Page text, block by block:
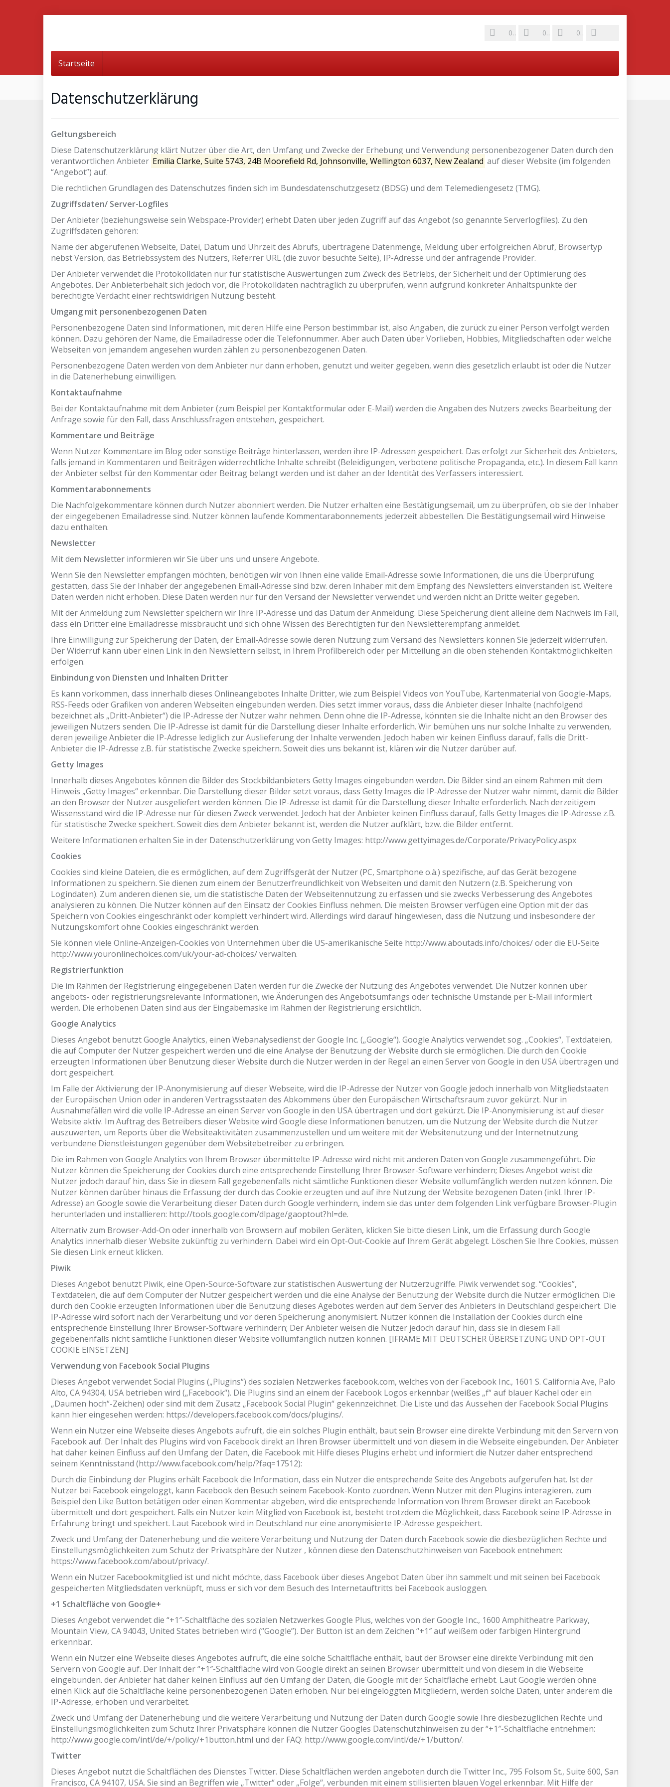
0 0 0
Startseite
Datenschutzerklärung
Geltungsbereich
Diese Datenschutzerklärung klärt Nutzer über die Art, den Umfang und Zwecke der Erhebung und Verwendung personenbezogener Daten durch den
verantwortlichen Anbieter Emilia Clarke, Suite 5743, 24B Moorefield Rd, Johnsonville, Wellington 6037, New Zealand auf dieser Website (im folgenden
“Angebot”) auf.
Die rechtlichen Grundlagen des Datenschutzes finden sich im Bundesdatenschutzgesetz (BDSG) und dem Telemediengesetz (TMG).
Zugriffsdaten/ Server-Logfiles
Der Anbieter (beziehungsweise sein Webspace-Provider) erhebt Daten über jeden Zugriff auf das Angebot (so genannte Serverlogfiles). Zu den
Zugriffsdaten gehören:
Name der abgerufenen Webseite, Datei, Datum und Uhrzeit des Abrufs, übertragene Datenmenge, Meldung über erfolgreichen Abruf, Browsertyp
nebst Version, das Betriebssystem des Nutzers, Referrer URL (die zuvor besuchte Seite), IP-Adresse und der anfragende Provider.
Der Anbieter verwendet die Protokolldaten nur für statistische Auswertungen zum Zweck des Betriebs, der Sicherheit und der Optimierung des
Angebotes. Der Anbieterbehält sich jedoch vor, die Protokolldaten nachträglich zu überprüfen, wenn aufgrund konkreter Anhaltspunkte der
berechtigte Verdacht einer rechtswidrigen Nutzung besteht.
Umgang mit personenbezogenen Daten
Personenbezogene Daten sind Informationen, mit deren Hilfe eine Person bestimmbar ist, also Angaben, die zurück zu einer Person verfolgt werden
können. Dazu gehören der Name, die Emailadresse oder die Telefonnummer. Aber auch Daten über Vorlieben, Hobbies, Mitgliedschaften oder welche
Webseiten von jemandem angesehen wurden zählen zu personenbezogenen Daten.
Personenbezogene Daten werden von dem Anbieter nur dann erhoben, genutzt und weiter gegeben, wenn dies gesetzlich erlaubt ist oder die Nutzer
in die Datenerhebung einwilligen.
Kontaktaufnahme
Bei der Kontaktaufnahme mit dem Anbieter (zum Beispiel per Kontaktformular oder E-Mail) werden die Angaben des Nutzers zwecks Bearbeitung der
Anfrage sowie für den Fall, dass Anschlussfragen entstehen, gespeichert.
Kommentare und Beiträge
Wenn Nutzer Kommentare im Blog oder sonstige Beiträge hinterlassen, werden ihre IP-Adressen gespeichert. Das erfolgt zur Sicherheit des Anbieters,
falls jemand in Kommentaren und Beiträgen widerrechtliche Inhalte schreibt (Beleidigungen, verbotene politische Propaganda, etc.). In diesem Fall kann
der Anbieter selbst für den Kommentar oder Beitrag belangt werden und ist daher an der Identität des Verfassers interessiert.
Kommentarabonnements
Die Nachfolgekommentare können durch Nutzer abonniert werden. Die Nutzer erhalten eine Bestätigungsemail, um zu überprüfen, ob sie der Inhaber
der eingegebenen Emailadresse sind. Nutzer können laufende Kommentarabonnements jederzeit abbestellen. Die Bestätigungsemail wird Hinweise
dazu enthalten.
Newsletter
Mit dem Newsletter informieren wir Sie über uns und unsere Angebote.
Wenn Sie den Newsletter empfangen möchten, benötigen wir von Ihnen eine valide Email-Adresse sowie Informationen, die uns die Überprüfung
gestatten, dass Sie der Inhaber der angegebenen Email-Adresse sind bzw. deren Inhaber mit dem Empfang des Newsletters einverstanden ist. Weitere
Daten werden nicht erhoben. Diese Daten werden nur für den Versand der Newsletter verwendet und werden nicht an Dritte weiter gegeben.
Mit der Anmeldung zum Newsletter speichern wir Ihre IP-Adresse und das Datum der Anmeldung. Diese Speicherung dient alleine dem Nachweis im Fall,
dass ein Dritter eine Emailadresse missbraucht und sich ohne Wissen des Berechtigten für den Newsletterempfang anmeldet.
Ihre Einwilligung zur Speicherung der Daten, der Email-Adresse sowie deren Nutzung zum Versand des Newsletters können Sie jederzeit widerrufen.
Der Widerruf kann über einen Link in den Newslettern selbst, in Ihrem Profilbereich oder per Mitteilung an die oben stehenden Kontaktmöglichkeiten
erfolgen.
Einbindung von Diensten und Inhalten Dritter
Es kann vorkommen, dass innerhalb dieses Onlineangebotes Inhalte Dritter, wie zum Beispiel Videos von YouTube, Kartenmaterial von Google-Maps,
RSS-Feeds oder Grafiken von anderen Webseiten eingebunden werden. Dies setzt immer voraus, dass die Anbieter dieser Inhalte (nachfolgend
bezeichnet als „Dritt-Anbieter“) die IP-Adresse der Nutzer wahr nehmen. Denn ohne die IP-Adresse, könnten sie die Inhalte nicht an den Browser des
jeweiligen Nutzers senden. Die IP-Adresse ist damit für die Darstellung dieser Inhalte erforderlich. Wir bemühen uns nur solche Inhalte zu verwenden,
deren jeweilige Anbieter die IP-Adresse lediglich zur Auslieferung der Inhalte verwenden. Jedoch haben wir keinen Einfluss darauf, falls die Dritt-
Anbieter die IP-Adresse z.B. für statistische Zwecke speichern. Soweit dies uns bekannt ist, klären wir die Nutzer darüber auf.
Getty Images
Innerhalb dieses Angebotes können die Bilder des Stockbildanbieters Getty Images eingebunden werden. Die Bilder sind an einem Rahmen mit dem
Hinweis „Getty Images“ erkennbar. Die Darstellung dieser Bilder setzt voraus, dass Getty Images die IP-Adresse der Nutzer wahr nimmt, damit die Bilder
an den Browser der Nutzer ausgeliefert werden können. Die IP-Adresse ist damit für die Darstellung dieser Inhalte erforderlich. Nach derzeitigem
Wissensstand wird die IP-Adresse nur für diesen Zweck verwendet. Jedoch hat der Anbieter keinen Einfluss darauf, falls Getty Images die IP-Adresse z.B.
für statistische Zwecke speichert. Soweit dies dem Anbieter bekannt ist, werden die Nutzer aufklärt, bzw. die Bilder entfernt.
Weitere Informationen erhalten Sie in der Datenschutzerklärung von Getty Images: http://www.gettyimages.de/Corporate/PrivacyPolicy.aspx
Cookies
Cookies sind kleine Dateien, die es ermöglichen, auf dem Zugriffsgerät der Nutzer (PC, Smartphone o.ä.) spezifische, auf das Gerät bezogene
Informationen zu speichern. Sie dienen zum einem der Benutzerfreundlichkeit von Webseiten und damit den Nutzern (z.B. Speicherung von
Logindaten). Zum anderen dienen sie, um die statistische Daten der Webseitennutzung zu erfassen und sie zwecks Verbesserung des Angebotes
analysieren zu können. Die Nutzer können auf den Einsatz der Cookies Einfluss nehmen. Die meisten Browser verfügen eine Option mit der das
Speichern von Cookies eingeschränkt oder komplett verhindert wird. Allerdings wird darauf hingewiesen, dass die Nutzung und insbesondere der
Nutzungskomfort ohne Cookies eingeschränkt werden.
Sie können viele Online-Anzeigen-Cookies von Unternehmen über die US-amerikanische Seite http://www.aboutads.info/choices/ oder die EU-Seite
http://www.youronlinechoices.com/uk/your-ad-choices/ verwalten.
Registrierfunktion
Die im Rahmen der Registrierung eingegebenen Daten werden für die Zwecke der Nutzung des Angebotes verwendet. Die Nutzer können über
angebots- oder registrierungsrelevante Informationen, wie Änderungen des Angebotsumfangs oder technische Umstände per E-Mail informiert
werden. Die erhobenen Daten sind aus der Eingabemaske im Rahmen der Registrierung ersichtlich.
Google Analytics
Dieses Angebot benutzt Google Analytics, einen Webanalysedienst der Google Inc. („Google“). Google Analytics verwendet sog. „Cookies“, Textdateien,
die auf Computer der Nutzer gespeichert werden und die eine Analyse der Benutzung der Website durch sie ermöglichen. Die durch den Cookie
erzeugten Informationen über Benutzung dieser Website durch die Nutzer werden in der Regel an einen Server von Google in den USA übertragen und
dort gespeichert.
Im Falle der Aktivierung der IP-Anonymisierung auf dieser Webseite, wird die IP-Adresse der Nutzer von Google jedoch innerhalb von Mitgliedstaaten
der Europäischen Union oder in anderen Vertragsstaaten des Abkommens über den Europäischen Wirtschaftsraum zuvor gekürzt. Nur in
Ausnahmefällen wird die volle IP-Adresse an einen Server von Google in den USA übertragen und dort gekürzt. Die IP-Anonymisierung ist auf dieser
Website aktiv. Im Auftrag des Betreibers dieser Website wird Google diese Informationen benutzen, um die Nutzung der Website durch die Nutzer
auszuwerten, um Reports über die Websiteaktivitäten zusammenzustellen und um weitere mit der Websitenutzung und der Internetnutzung
verbundene Dienstleistungen gegenüber dem Websitebetreiber zu erbringen.
Die im Rahmen von Google Analytics von Ihrem Browser übermittelte IP-Adresse wird nicht mit anderen Daten von Google zusammengeführt. Die
Nutzer können die Speicherung der Cookies durch eine entsprechende Einstellung Ihrer Browser-Software verhindern; Dieses Angebot weist die
Nutzer jedoch darauf hin, dass Sie in diesem Fall gegebenenfalls nicht sämtliche Funktionen dieser Website vollumfänglich werden nutzen können. Die
Nutzer können darüber hinaus die Erfassung der durch das Cookie erzeugten und auf ihre Nutzung der Website bezogenen Daten (inkl. Ihrer IP-
Adresse) an Google sowie die Verarbeitung dieser Daten durch Google verhindern, indem sie das unter dem folgenden Link verfügbare Browser-Plugin
herunterladen und installieren: http://tools.google.com/dlpage/gaoptout?hl=de.
Alternativ zum Browser-Add-On oder innerhalb von Browsern auf mobilen Geräten, klicken Sie bitte diesen Link, um die Erfassung durch Google
Analytics innerhalb dieser Website zukünftig zu verhindern. Dabei wird ein Opt-Out-Cookie auf Ihrem Gerät abgelegt. Löschen Sie Ihre Cookies, müssen
Sie diesen Link erneut klicken.
Piwik
Dieses Angebot benutzt Piwik, eine Open-Source-Software zur statistischen Auswertung der Nutzerzugriffe. Piwik verwendet sog. “Cookies”,
Textdateien, die auf dem Computer der Nutzer gespeichert werden und die eine Analyse der Benutzung der Website durch die Nutzer ermöglichen. Die
durch den Cookie erzeugten Informationen über die Benutzung dieses Agebotes werden auf dem Server des Anbieters in Deutschland gespeichert. Die
IP-Adresse wird sofort nach der Verarbeitung und vor deren Speicherung anonymisiert. Nutzer können die Installation der Cookies durch eine
entsprechende Einstellung Ihrer Browser-Software verhindern; Der Anbieter weisen die Nutzer jedoch darauf hin, dass sie in diesem Fall
gegebenenfalls nicht sämtliche Funktionen dieser Website vollumfänglich nutzen können. [IFRAME MIT DEUTSCHER ÜBERSETZUNG UND OPT-OUT
COOKIE EINSETZEN]
Verwendung von Facebook Social Plugins
Dieses Angebot verwendet Social Plugins („Plugins“) des sozialen Netzwerkes facebook.com, welches von der Facebook Inc., 1601 S. California Ave, Palo
Alto, CA 94304, USA betrieben wird („Facebook“). Die Plugins sind an einem der Facebook Logos erkennbar (weißes „f“ auf blauer Kachel oder ein
„Daumen hoch“-Zeichen) oder sind mit dem Zusatz „Facebook Social Plugin“ gekennzeichnet. Die Liste und das Aussehen der Facebook Social Plugins
kann hier eingesehen werden: https://developers.facebook.com/docs/plugins/.
Wenn ein Nutzer eine Webseite dieses Angebots aufruft, die ein solches Plugin enthält, baut sein Browser eine direkte Verbindung mit den Servern von
Facebook auf. Der Inhalt des Plugins wird von Facebook direkt an Ihren Browser übermittelt und von diesem in die Webseite eingebunden. Der Anbieter
hat daher keinen Einfluss auf den Umfang der Daten, die Facebook mit Hilfe dieses Plugins erhebt und informiert die Nutzer daher entsprechend
seinem Kenntnisstand (http://www.facebook.com/help/?faq=17512):
Durch die Einbindung der Plugins erhält Facebook die Information, dass ein Nutzer die entsprechende Seite des Angebots aufgerufen hat. Ist der
Nutzer bei Facebook eingeloggt, kann Facebook den Besuch seinem Facebook-Konto zuordnen. Wenn Nutzer mit den Plugins interagieren, zum
Beispiel den Like Button betätigen oder einen Kommentar abgeben, wird die entsprechende Information von Ihrem Browser direkt an Facebook
übermittelt und dort gespeichert. Falls ein Nutzer kein Mitglied von Facebook ist, besteht trotzdem die Möglichkeit, dass Facebook seine IP-Adresse in
Erfahrung bringt und speichert. Laut Facebook wird in Deutschland nur eine anonymisierte IP-Adresse gespeichert.
Zweck und Umfang der Datenerhebung und die weitere Verarbeitung und Nutzung der Daten durch Facebook sowie die diesbezüglichen Rechte und
Einstellungsmöglichkeiten zum Schutz der Privatsphäre der Nutzer , können diese den Datenschutzhinweisen von Facebook entnehmen:
https://www.facebook.com/about/privacy/.
Wenn ein Nutzer Facebookmitglied ist und nicht möchte, dass Facebook über dieses Angebot Daten über ihn sammelt und mit seinen bei Facebook
gespeicherten Mitgliedsdaten verknüpft, muss er sich vor dem Besuch des Internetauftritts bei Facebook ausloggen.
+1 Schaltfläche von Google+
Dieses Angebot verwendet die “+1″-Schaltfläche des sozialen Netzwerkes Google Plus, welches von der Google Inc., 1600 Amphitheatre Parkway,
Mountain View, CA 94043, United States betrieben wird (“Google”). Der Button ist an dem Zeichen “+1″ auf weißem oder farbigen Hintergrund
erkennbar.
Wenn ein Nutzer eine Webseite dieses Angebotes aufruft, die eine solche Schaltfläche enthält, baut der Browser eine direkte Verbindung mit den
Servern von Google auf. Der Inhalt der “+1″-Schaltfläche wird von Google direkt an seinen Browser übermittelt und von diesem in die Webseite
eingebunden. der Anbieter hat daher keinen Einfluss auf den Umfang der Daten, die Google mit der Schaltfläche erhebt. Laut Google werden ohne
einen Klick auf die Schaltfläche keine personenbezogenen Daten erhoben. Nur bei eingeloggten Mitgliedern, werden solche Daten, unter anderem die
IP-Adresse, erhoben und verarbeitet.
Zweck und Umfang der Datenerhebung und die weitere Verarbeitung und Nutzung der Daten durch Google sowie Ihre diesbezüglichen Rechte und
Einstellungsmöglichkeiten zum Schutz Ihrer Privatsphäre können die Nutzer Googles Datenschutzhinweisen zu der “+1″-Schaltfläche entnehmen:
http://www.google.com/intl/de/+/policy/+1button.html und der FAQ: http://www.google.com/intl/de/+1/button/.
Twitter
Dieses Angebot nutzt die Schaltflächen des Dienstes Twitter. Diese Schaltflächen werden angeboten durch die Twitter Inc., 795 Folsom St., Suite 600, San
Francisco, CA 94107, USA. Sie sind an Begriffen wie „Twitter“ oder „Folge“, verbunden mit einem stillisierten blauen Vogel erkennbar. Mit Hilfe der